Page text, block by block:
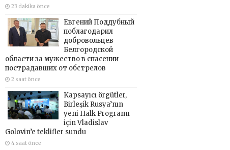
23 dakika önce
Евгений Поддубный
поблагодарил
добровольцев
Белгородской
области за мужество в спасении
пострадавших от обстрелов
2 saat önce
Kapsayıcı örgütler,
Birleşik Rusya’nın
yeni Halk Programı
için Vladislav
Golovin’e teklifler sundu
4 saat önce